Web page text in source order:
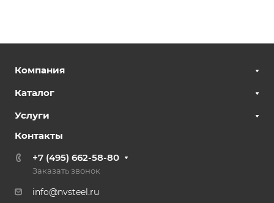
Компания
Каталог
Услуги
Контакты
+7 (495) 662-58-80
Заказать звонок
info@nvsteel.ru